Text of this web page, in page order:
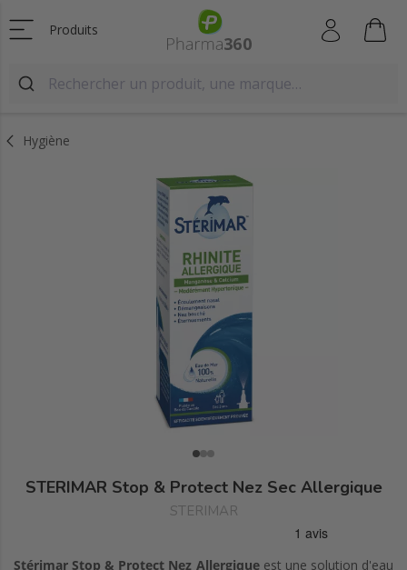
Produits
Hygiène
STERIMAR Stop & Protect Nez Sec Allergique
STERIMAR
Stérimar Stop & Protect Nez Allergiqueest une solution d'eau